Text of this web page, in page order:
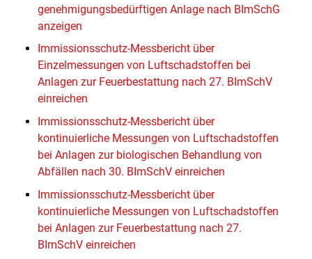
genehmigungsbedürftigen Anlage nach BImSchG
anzeigen
Immissionsschutz-Messbericht über
Einzelmessungen von Luftschadstoffen bei
Anlagen zur Feuerbestattung nach 27. BImSchV
einreichen
Immissionsschutz-Messbericht über
kontinuierliche Messungen von Luftschadstoffen
bei Anlagen zur biologischen Behandlung von
Abfällen nach 30. BImSchV einreichen
Immissionsschutz-Messbericht über
kontinuierliche Messungen von Luftschadstoffen
bei Anlagen zur Feuerbestattung nach 27.
BImSchV einreichen